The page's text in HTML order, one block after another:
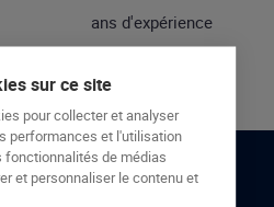
ans d'expérience
EN CONTACT
sur ce site
pour collecter et analyser
performances et l'utilisation
fonctionnalités de médias
et personnaliser le contenu et